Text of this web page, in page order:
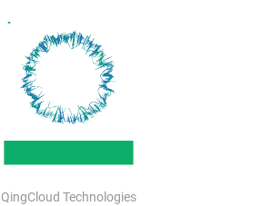
QingCloud Technologies